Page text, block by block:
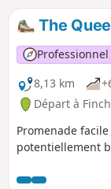
The
8,13 km
Départ à
Promenade
potentiellement